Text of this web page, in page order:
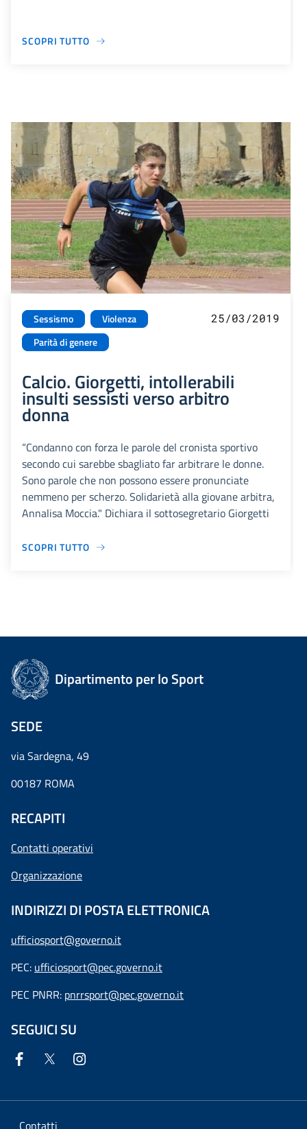
SCOPRI TUTTO
Sessismo
Violenza
Parità di genere
25/03/2019
Calcio. Giorgetti, intollerabili
insulti sessisti verso arbitro
donna
“Condanno con forza le parole del cronista sportivo
secondo cui sarebbe sbagliato far arbitrare le donne.
Sono parole che non possono essere pronunciate
nemmeno per scherzo. Solidarietà alla giovane arbitra,
Annalisa Moccia." Dichiara il sottosegretario Giorgetti
SCOPRI TUTTO
Dipartimento per lo Sport
SEDE
via Sardegna, 49
00187 ROMA
RECAPITI
Contatti operativi
Organizzazione
INDIRIZZI DI POSTA ELETTRONICA
ufficiosport@governo.it
PEC: ufficiosport@pec.governo.it
PEC PNRR: pnrrsport@pec.governo.it
SEGUICI SU
Contatti